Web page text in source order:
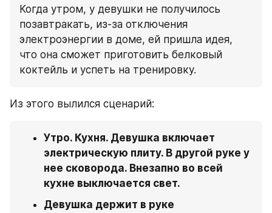
Когда утром, у девушки не получилось
позавтракать, из-за отключения
электроэнергии в доме, ей пришла идея,
что она сможет приготовить белковый
коктейль и успеть на тренировку.
Из этого вылился сценарий:
Утро. Кухня. Девушка включает
электрическую плиту. В другой руке у
нее сковорода. Внезапно во всей
кухне выключается свет.
Девушка держит в руке